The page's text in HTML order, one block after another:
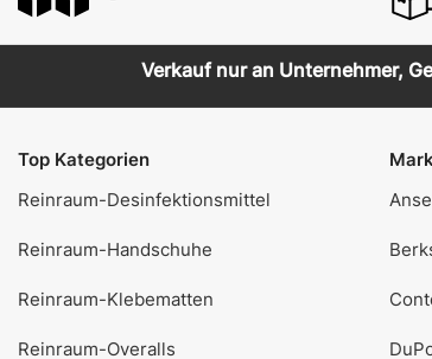
Verkauf nur an Unternehmer,
Top Kategorien
Reinraum-Desinfektionsmittel
Reinraum-Handschuhe
Reinraum-Klebematten
Reinraum-Overalls